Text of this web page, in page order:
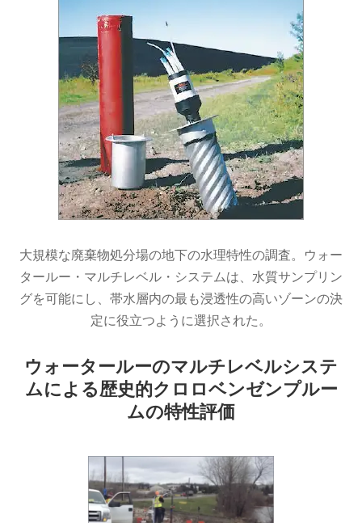
大規模な廃棄物処分場の地下の水理特性の調査。ウォー
タールー・マルチレベル・システムは、水質サンプリン
グを可能にし、帯水層内の最も浸透性の高いゾーンの決
定に役立つように選択された。
ウォータールーのマルチレベルシステ
ムによる歴史的クロロベンゼンプルー
ムの特性評価